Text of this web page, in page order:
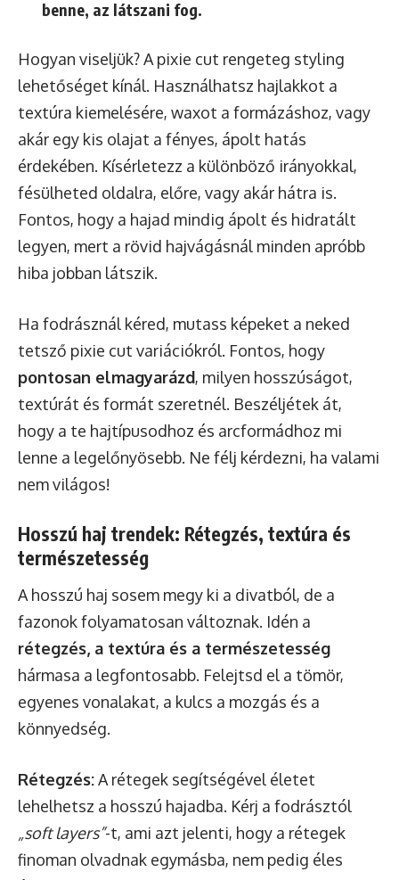
benne, az látszani fog.
Hogyan viseljük? A pixie cut rengeteg styling
lehetőséget kínál. Használhatsz hajlakkot a
textúra kiemelésére, waxot a formázáshoz, vagy
akár egy kis olajat a fényes, ápolt hatás
érdekében. Kísérletezz a különböző irányokkal,
fésülheted oldalra, előre, vagy akár hátra is.
Fontos, hogy a hajad mindig ápolt és hidratált
legyen, mert a rövid hajvágásnál minden apróbb
hiba jobban látszik.
Ha fodrásznál kéred, mutass képeket a neked
tetsző pixie cut variációkról. Fontos, hogy
pontosan elmagyarázd, milyen hosszúságot,
textúrát és formát szeretnél. Beszéljétek át,
hogy a te hajtípusodhoz és arcformádhoz mi
lenne a legelőnyösebb. Ne félj kérdezni, ha valami
nem világos!
Hosszú haj trendek: Rétegzés, textúra és
természetesség
A hosszú haj sosem megy ki a divatból, de a
fazonok folyamatosan változnak. Idén a
rétegzés, a textúra és a természetesség
hármasa a legfontosabb. Felejtsd el a tömör,
egyenes vonalakat, a kulcs a mozgás és a
könnyedség.
Rétegzés:A rétegek segítségével életet
lehelhetsz a hosszú hajadba. Kérj a fodrásztól
„soft layers”-t, ami azt jelenti, hogy a rétegek
finoman olvadnak egymásba, nem pedig éles